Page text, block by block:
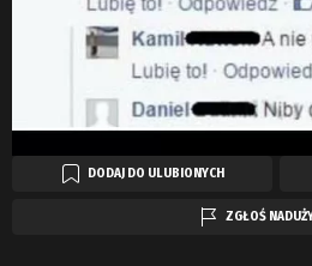
DODAJ DO ULUBIONYCH
ZGŁOŚ